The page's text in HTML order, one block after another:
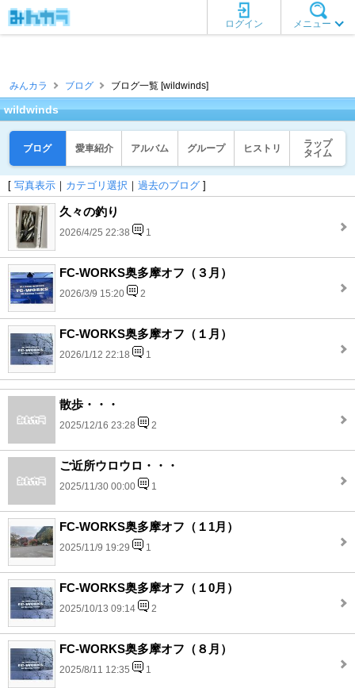
メニュー
ログイン
みんカラ ブログ ブログ一覧 [wildwinds]
wildwinds
ブログ 愛車紹介 アルバム グループ ヒストリ
ラップ
タイム
[ 写真表示 ｜ カテゴリ選択 ｜ 過去のブログ ]
久々の釣り
2026/4/25 22:38 1
FC-WORKS奥多摩オフ（３月）
2026/3/9 15:20 2
FC-WORKS奥多摩オフ（１月）
2026/1/12 22:18 1
散歩・・・
2025/12/16 23:28 2
ご近所ウロウロ・・・
2025/11/30 00:00 1
FC-WORKS奥多摩オフ（１1月）
2025/11/9 19:29 1
FC-WORKS奥多摩オフ（１0月）
2025/10/13 09:14 2
FC-WORKS奥多摩オフ（８月）
2025/8/11 12:35 1